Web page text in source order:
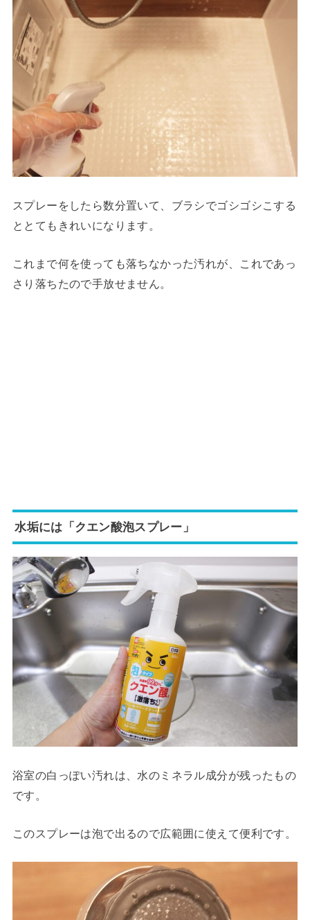
スプレーをしたら数分置いて、ブラシでゴシゴシこする
ととてもきれいになります。
これまで何を使っても落ちなかった汚れが、これであっ
さり落ちたので手放せません。
水垢には「クエン酸泡スプレー」
浴室の白っぽい汚れは、水のミネラル成分が残ったもの
です。
このスプレーは泡で出るので広範囲に使えて便利です。